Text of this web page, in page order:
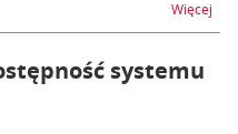
Więcej
systemu